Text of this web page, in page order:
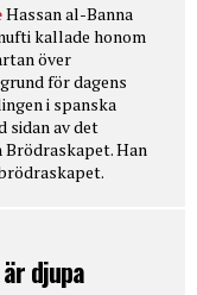
Hassan al-Banna
kallade honom
över
för dagens
i spanska
sidan av det
Han
djupa